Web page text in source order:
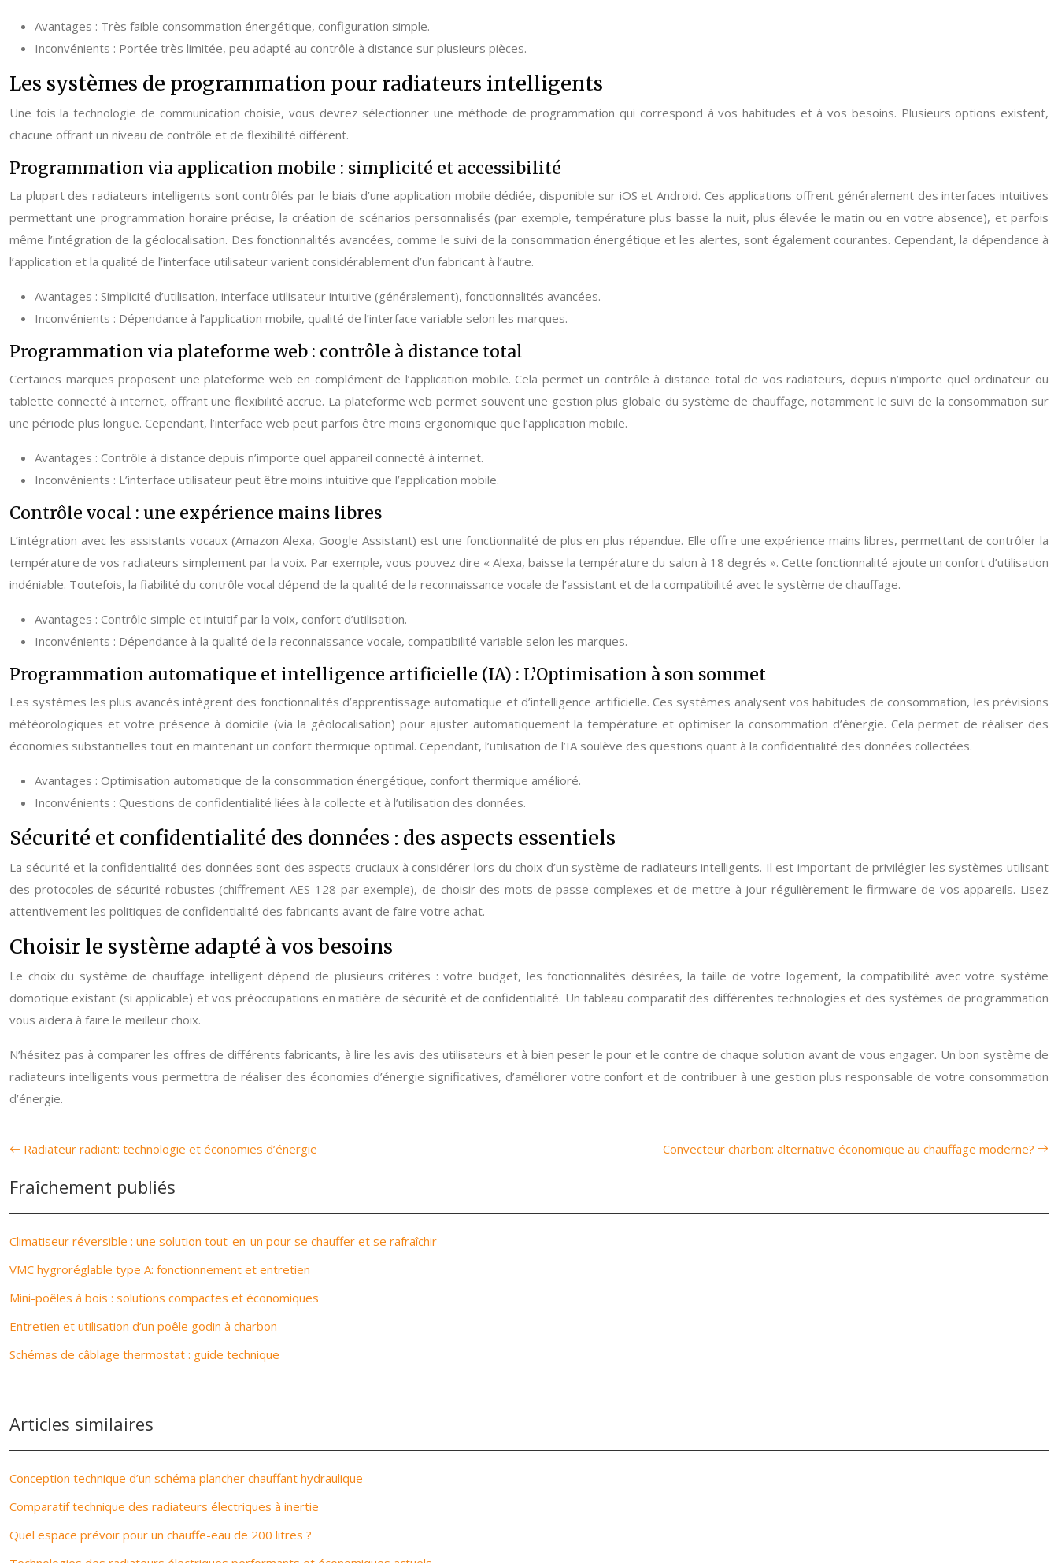
Avantages : Très faible consommation énergétique, configuration simple.
Inconvénients : Portée très limitée, peu adapté au contrôle à distance sur plusieurs pièces.
Les systèmes de programmation pour radiateurs intelligents
Une fois la technologie de communication choisie, vous devrez sélectionner une méthode de programmation qui correspond à vos habitudes et à vos besoins. Plusieurs options existent,
chacune offrant un niveau de contrôle et de flexibilité différent.
Programmation via application mobile : simplicité et accessibilité
La plupart des radiateurs intelligents sont contrôlés par le biais d’une application mobile dédiée, disponible sur iOS et Android. Ces applications offrent généralement des interfaces intuitives
permettant une programmation horaire précise, la création de scénarios personnalisés (par exemple, température plus basse la nuit, plus élevée le matin ou en votre absence), et parfois
même l’intégration de la géolocalisation. Des fonctionnalités avancées, comme le suivi de la consommation énergétique et les alertes, sont également courantes. Cependant, la dépendance à
l’application et la qualité de l’interface utilisateur varient considérablement d’un fabricant à l’autre.
Avantages : Simplicité d’utilisation, interface utilisateur intuitive (généralement), fonctionnalités avancées.
Inconvénients : Dépendance à l’application mobile, qualité de l’interface variable selon les marques.
Programmation via plateforme web : contrôle à distance total
Certaines marques proposent une plateforme web en complément de l’application mobile. Cela permet un contrôle à distance total de vos radiateurs, depuis n’importe quel ordinateur ou
tablette connecté à internet, offrant une flexibilité accrue. La plateforme web permet souvent une gestion plus globale du système de chauffage, notamment le suivi de la consommation sur
une période plus longue. Cependant, l’interface web peut parfois être moins ergonomique que l’application mobile.
Avantages : Contrôle à distance depuis n’importe quel appareil connecté à internet.
Inconvénients : L’interface utilisateur peut être moins intuitive que l’application mobile.
Contrôle vocal : une expérience mains libres
L’intégration avec les assistants vocaux (Amazon Alexa, Google Assistant) est une fonctionnalité de plus en plus répandue. Elle offre une expérience mains libres, permettant de contrôler la
température de vos radiateurs simplement par la voix. Par exemple, vous pouvez dire « Alexa, baisse la température du salon à 18 degrés ». Cette fonctionnalité ajoute un confort d’utilisation
indéniable. Toutefois, la fiabilité du contrôle vocal dépend de la qualité de la reconnaissance vocale de l’assistant et de la compatibilité avec le système de chauffage.
Avantages : Contrôle simple et intuitif par la voix, confort d’utilisation.
Inconvénients : Dépendance à la qualité de la reconnaissance vocale, compatibilité variable selon les marques.
Programmation automatique et intelligence artificielle (IA) : L’Optimisation à son sommet
Les systèmes les plus avancés intègrent des fonctionnalités d’apprentissage automatique et d’intelligence artificielle. Ces systèmes analysent vos habitudes de consommation, les prévisions
météorologiques et votre présence à domicile (via la géolocalisation) pour ajuster automatiquement la température et optimiser la consommation d’énergie. Cela permet de réaliser des
économies substantielles tout en maintenant un confort thermique optimal. Cependant, l’utilisation de l’IA soulève des questions quant à la confidentialité des données collectées.
Avantages : Optimisation automatique de la consommation énergétique, confort thermique amélioré.
Inconvénients : Questions de confidentialité liées à la collecte et à l’utilisation des données.
Sécurité et confidentialité des données : des aspects essentiels
La sécurité et la confidentialité des données sont des aspects cruciaux à considérer lors du choix d’un système de radiateurs intelligents. Il est important de privilégier les systèmes utilisant
des protocoles de sécurité robustes (chiffrement AES-128 par exemple), de choisir des mots de passe complexes et de mettre à jour régulièrement le firmware de vos appareils. Lisez
attentivement les politiques de confidentialité des fabricants avant de faire votre achat.
Choisir le système adapté à vos besoins
Le choix du système de chauffage intelligent dépend de plusieurs critères : votre budget, les fonctionnalités désirées, la taille de votre logement, la compatibilité avec votre système
domotique existant (si applicable) et vos préoccupations en matière de sécurité et de confidentialité. Un tableau comparatif des différentes technologies et des systèmes de programmation
vous aidera à faire le meilleur choix.
N’hésitez pas à comparer les offres de différents fabricants, à lire les avis des utilisateurs et à bien peser le pour et le contre de chaque solution avant de vous engager. Un bon système de
radiateurs intelligents vous permettra de réaliser des économies d’énergie significatives, d’améliorer votre confort et de contribuer à une gestion plus responsable de votre consommation
d’énergie.
Radiateur radiant: technologie et économies d’énergie Convecteur charbon: alternative économique au chauffage moderne?
Fraîchement publiés
Climatiseur réversible : une solution tout-en-un pour se chauffer et se rafraîchir
VMC hygroréglable type A: fonctionnement et entretien
Mini-poêles à bois : solutions compactes et économiques
Entretien et utilisation d’un poêle godin à charbon
Schémas de câblage thermostat : guide technique
Articles similaires
Conception technique d’un schéma plancher chauffant hydraulique
Comparatif technique des radiateurs électriques à inertie
Quel espace prévoir pour un chauffe-eau de 200 litres ?